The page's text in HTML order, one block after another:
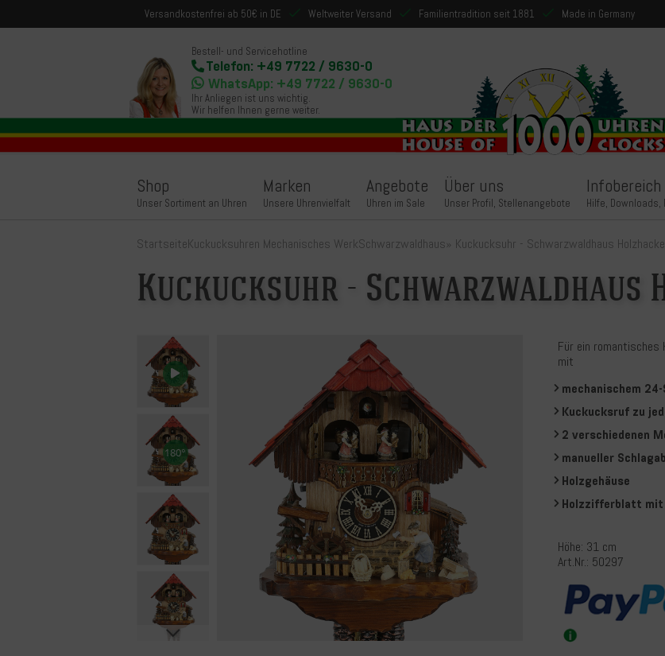
Versandkostenfrei ab 50€ in DE Weltweiter Versand Familientradition seit 1881 Made in Germany
Bestell- und Servicehotline
Telefon: +49 7722 / 9630-0
WhatsApp: +49 7722 / 9630-0
Ihr Anliegen ist uns wichtig.
Wir helfen Ihnen gerne weiter.
Shop
Unser Sortiment an Uhren
Marken
Unsere Uhrenvielfalt
Angebote
Uhren im Sale
Über uns
Unser Profil, Stellenangebote
Infobereich
Hilfe, Downloads,
StartseiteKuckucksuhren Mechanisches WerkSchwarzwaldhaus» Kuckucksuhr - Schwarzwaldhaus
Kuckucksuhr - Schwarzwaldhaus
Für ein romantisches
mit
mechanischem
Kuckucksruf zu
2 verschiedenen
manueller
Holzgehäuse
Holzzifferblatt mit
Höhe: 31 cm
Art.Nr.: 50297